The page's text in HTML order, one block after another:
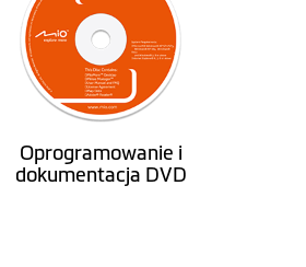
Oprogramowanie i
dokumentacja DVD